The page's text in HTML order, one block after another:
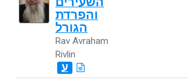
והפרדת
הגורל
Rav Avraham
Rivlin
ע